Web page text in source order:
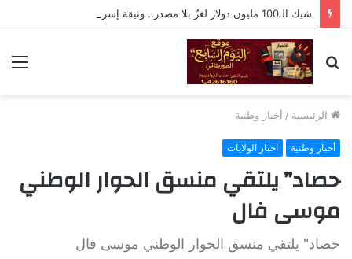
بحث
عن
الرئيسية / أخبار وطنية
أخبار وطنية اخبار الولايات
حصاد” يلتقي منسق الحوار الوطني
موسى فال
حصاد" يلتقي منسق الحوار الوطني موسى فال